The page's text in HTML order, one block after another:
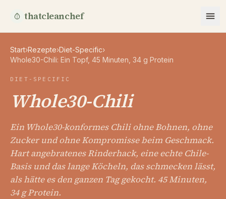
thatcleanchef
Start›Rezepte›Diet-Specific›
Whole30-Chili: Ein Topf, 45 Minuten, 34 g Protein
DIET-SPECIFIC
Whole30-Chili
Ein Whole30-konformes Chili ohne Bohnen, ohne
Zucker und ohne Kompromisse beim Geschmack.
Hart angebratenes Rinderhack, eine echte Chile-
Basis und das lange Köcheln, das schmecken lässt,
als hätte es den ganzen Tag gekocht. 45 Minuten,
34 g Protein.